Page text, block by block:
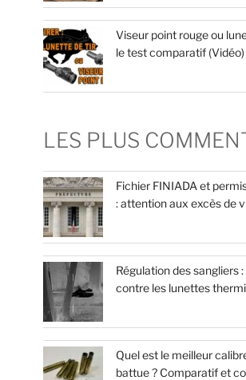
Viseur point rouge ou
le test comparatif (Vidéo)
LES PLUS
Fichier FINIADA et
: attention aux excès de
Régulation des sangliers :
contre les lunettes
Quel est le meilleur
battue ? Comparatif et